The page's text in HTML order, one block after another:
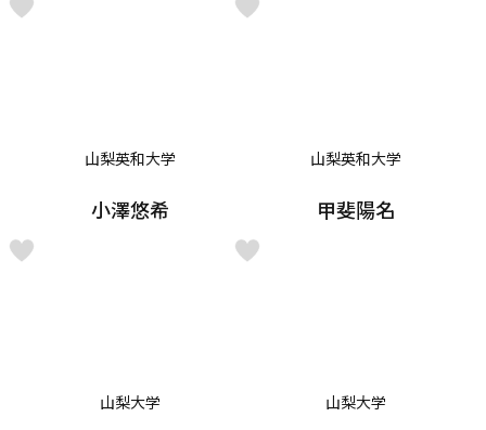
山梨英和大学
小澤悠希
山梨英和大学
甲斐陽名
山梨大学 山梨大学